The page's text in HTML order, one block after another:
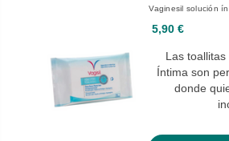
Vaginesil solución
5,90 €
Las toallitas
Íntima son
donde